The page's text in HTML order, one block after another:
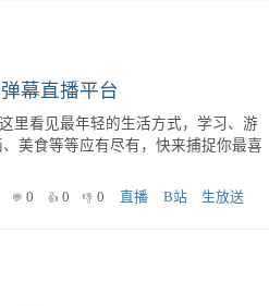
幕直播平台
里看见最年轻的生活方式，学习、游
美食等等应有尽有，快来捕捉你最喜
0 0 0 直播 B站 生放送